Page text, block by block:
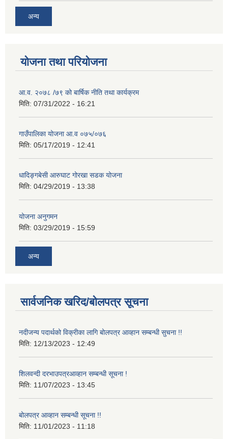
अन्य
योजना तथा परियोजना
आ.व. २०७८ /७९ को बार्षिक नीति तथा कार्यक्रम
मिति: 07/31/2022 - 16:21
गाउँपालिका योजना आ.व ०७५/०७६
मिति: 05/17/2019 - 12:41
धादिङ्गबेसी आरुघाट गोरखा सडक योजना
मिति: 04/29/2019 - 13:38
योजना अनुगमन
मिति: 03/29/2019 - 15:59
अन्य
सार्वजनिक खरिद/बोलपत्र सूचना
नदीजन्य पदार्थको विक्रीका लागि बोलपत्र आव्हान सम्बन्धी सुचना !!
मिति: 12/13/2023 - 12:49
शिलवन्दी दरभाउपत्रआव्हान सम्बन्धी सूचना !
मिति: 11/07/2023 - 13:45
बोलपत्र आव्हान सम्बन्धी सूचना !!
मिति: 11/01/2023 - 11:18